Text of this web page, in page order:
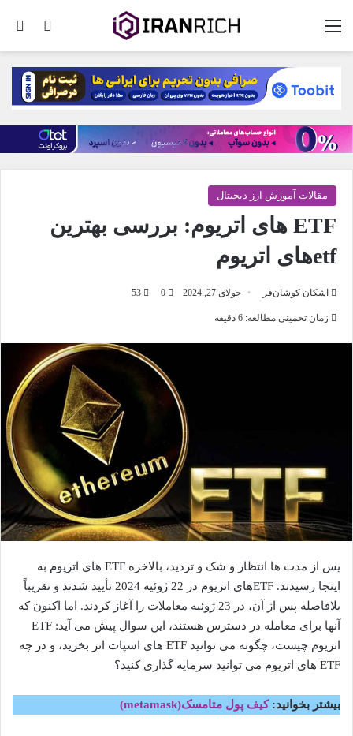
تغییر منو
مقالات آموزش ارز دیجیتال
ETF های اتریوم: بررسی بهترین
etfهای اتریوم
اشکان کوشان‌فر جولای 27, 2024 0
53
زمان تخمینی مطالعه: 6 دقیقه
پس از مدت ها انتظار و شک و تردید، بالاخره ETF های اتریوم به
اینجا رسیدند. ETFهای اتریوم در 22 ژوئیه 2024 تأیید شدند و تقریباً
بلافاصله پس از آن، در 23 ژوئیه معاملات را آغاز کردند. اما اکنون که
آنها برای معامله در دسترس هستند، این سوال پیش می آید: ETF
اتریوم چیست، چگونه می توانید ETF های اسپات اتر بخرید، و در چه
ETF های اتریوم می توانید سرمایه گذاری کنید؟
بیشتر بخوانید:کیف پول متامسک(metamask)